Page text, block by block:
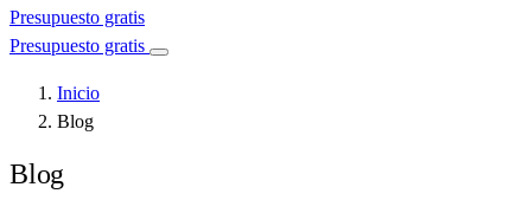
Presupuesto gratis
Presupuesto gratis
Inicio
Blog
Blog